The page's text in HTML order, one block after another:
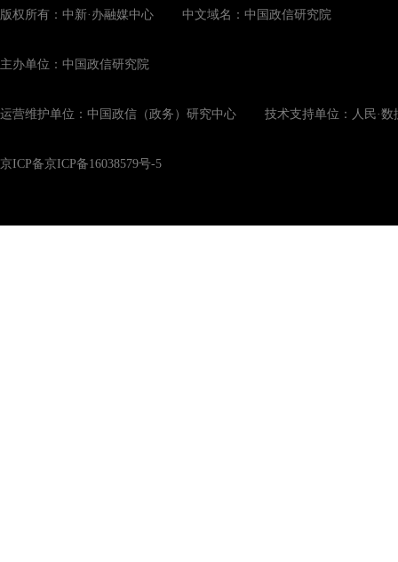
版权所有：中新·办融媒中心 中文域名：中国政信研究院
主办单位：中国政信研究院
运营维护单位：中国政信（政务）研究中心 技术支持单位：人民·数
京ICP备京ICP备16038579号-5